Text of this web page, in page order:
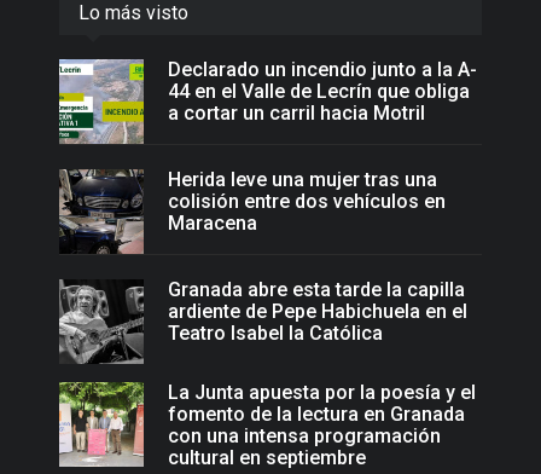
Lo más visto
Declarado un incendio junto a la A-
44 en el Valle de Lecrín que obliga
a cortar un carril hacia Motril
Herida leve una mujer tras una
colisión entre dos vehículos en
Maracena
Granada abre esta tarde la capilla
ardiente de Pepe Habichuela en el
Teatro Isabel la Católica
La Junta apuesta por la poesía y el
fomento de la lectura en Granada
con una intensa programación
cultural en septiembre